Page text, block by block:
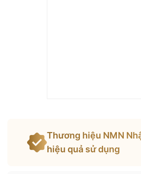
Thương hiệu NMN
hiệu quả sử dụng